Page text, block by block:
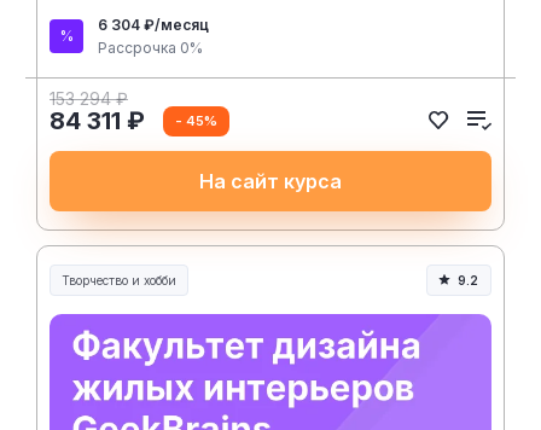
6 304 ₽/месяц
Рассрочка 0%
153 294 ₽
84 311 ₽ - 45%
На сайт курса
Творчество и хобби
Творчество, контент и хобби
9.2